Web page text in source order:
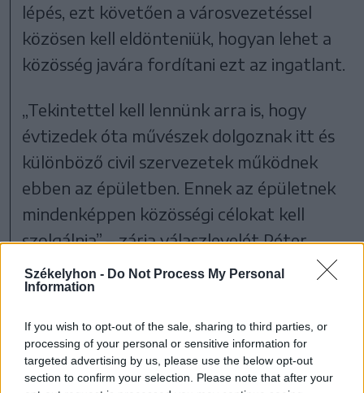
Székelyhon - Do Not Process My Personal
Information
If you wish to opt-out of the sale, sharing to third parties, or
processing of your personal or sensitive information for
targeted advertising by us, please use the below opt-out
section to confirm your selection. Please note that after your
lépés, ezt követően a városvezetéssel
közösen kell eldönteniük, hogyan lehet a
közösség javára fordítani ezt az ingatlant.
„Tekintettel kell lennünk arra is, hogy
évtizedek óta művészek dolgoznak itt és
különböző civil szervezetek működnek
ebben az épületben. Ennek az épületnek
mindenképpen közösségi célokat kell
szolgálnia” – zárja válaszlevelét Péter
Ferenc.
Marosszék Marosvásárhely